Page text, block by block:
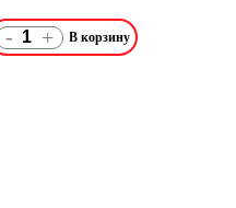
- +